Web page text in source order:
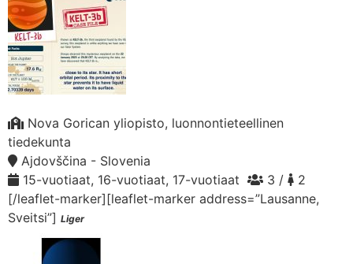
Nova Gorican yliopisto, luonnontieteellinen
tiedekunta
Ajdovščina - Slovenia
15-vuotiaat, 16-vuotiaat, 17-vuotiaat
3 /
2
[/leaflet-marker][leaflet-marker address=”Lausanne,
Sveitsi”] Liger